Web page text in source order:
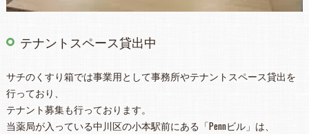
テナントスペース貸出中
サチのくすり箱では事業用として事務所やテナントスペース貸出を
行っており、
テナント募集も行っております。
当薬局が入っている中川区の小本駅前にある「Pennビル」は、